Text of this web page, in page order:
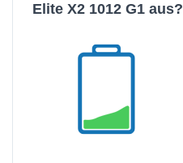
Elite X2 1012 G1 aus?